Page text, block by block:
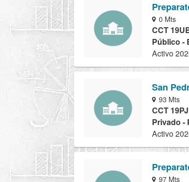
0 Mts
CCT
Público -
Activo
San
93 Mts
CCT
Privado -
Activo
97 Mts